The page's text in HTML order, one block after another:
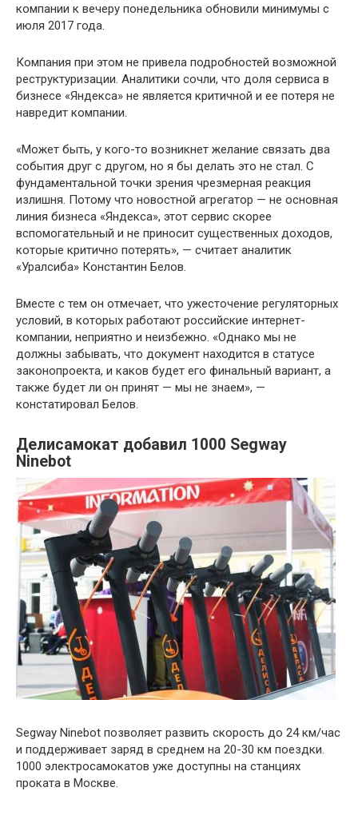
компании к вечеру понедельника обновили минимумы с
июля 2017 года.
Компания при этом не привела подробностей возможной
реструктуризации. Аналитики сочли, что доля сервиса в
бизнесе «Яндекса» не является критичной и ее потеря не
навредит компании.
«Может быть, у кого-то возникнет желание связать два
события друг с другом, но я бы делать это не стал. С
фундаментальной точки зрения чрезмерная реакция
излишня. Потому что новостной агрегатор — не основная
линия бизнеса «Яндекса», этот сервис скорее
вспомогательный и не приносит существенных доходов,
которые критично потерять», — считает аналитик
«Уралсиба» Константин Белов.
Вместе с тем он отмечает, что ужесточение регуляторных
условий, в которых работают российские интернет-
компании, неприятно и неизбежно. «Однако мы не
должны забывать, что документ находится в статусе
законопроекта, и каков будет его финальный вариант, а
также будет ли он принят — мы не знаем», —
констатировал Белов.
Делисамокат добавил 1000 Segway
Ninebot
Segway Ninebot позволяет развить скорость до 24 км/час
и поддерживает заряд в среднем на 20-30 км поездки.
1000 электросамокатов уже доступны на станциях
проката в Москве.